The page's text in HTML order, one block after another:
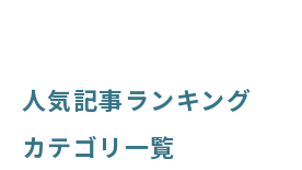
人気記事ランキング
カテゴリ一覧